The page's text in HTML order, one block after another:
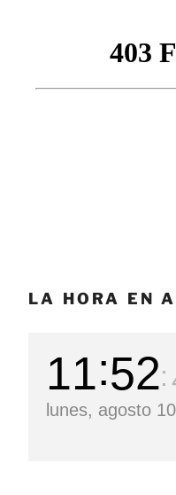
LA HORA EN
11 52
lunes, agosto